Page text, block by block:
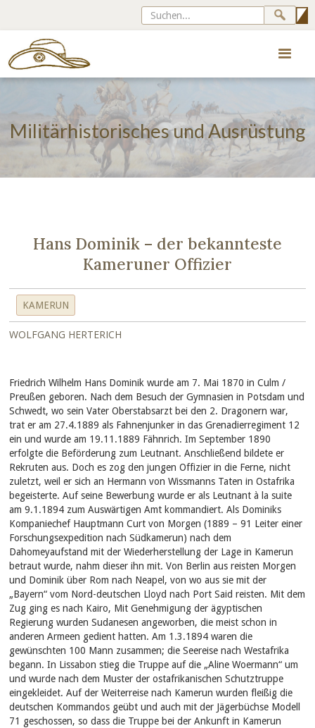
Militärhistorisches und Ausrüstung
Hans Dominik – der bekannteste
Kameruner Offizier
KAMERUN
WOLFGANG HERTERICH
Friedrich Wilhelm Hans Dominik wurde am 7. Mai 1870 in Culm /
Preußen geboren. Nach dem Besuch der Gymnasien in Potsdam und
Schwedt, wo sein Vater Oberstabsarzt bei den 2. Dragonern war,
trat er am 27.4.1889 als Fahnenjunker in das Grenadierregiment 12
ein und wurde am 19.11.1889 Fähnrich. Im September 1890
erfolgte die Beförderung zum Leutnant. Anschließend bildete er
Rekruten aus. Doch es zog den jungen Offizier in die Ferne, nicht
zuletzt, weil er sich an Hermann von Wissmanns Taten in Ostafrika
begeisterte. Auf seine Bewerbung wurde er als Leutnant à la suite
am 9.1.1894 zum Auswärtigen Amt kommandiert. Als Dominiks
Kompaniechef Hauptmann Curt von Morgen (1889 – 91 Leiter einer
Forschungsexpedition nach Südkamerun) nach dem
Dahomeyaufstand mit der Wiederherstellung der Lage in Kamerun
betraut wurde, nahm dieser ihn mit. Von Berlin aus reisten Morgen
und Dominik über Rom nach Neapel, von wo aus sie mit der
„Bayern“ vom Nord-deutschen Lloyd nach Port Said reisten. Mit dem
Zug ging es nach Kairo, Mit Genehmigung der ägyptischen
Regierung wurden Sudanesen angeworben, die meist schon in
anderen Armeen gedient hatten. Am 1.3.1894 waren die
gewünschten 100 Mann zusammen; die Seereise nach Westafrika
begann. In Lissabon stieg die Truppe auf die „Aline Woermann“ um
und wurde nach dem Muster der ostafrikanischen Schutztruppe
eingekleidet. Auf der Weiterreise nach Kamerun wurden fleißig die
deutschen Kommandos geübt und auch mit der Jägerbüchse Modell
71 geschossen, so dass die Truppe bei der Ankunft in Kamerun